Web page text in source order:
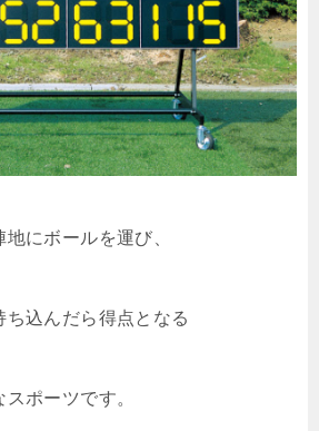
にボールを運び、
込んだら得点となる
ポーツです。